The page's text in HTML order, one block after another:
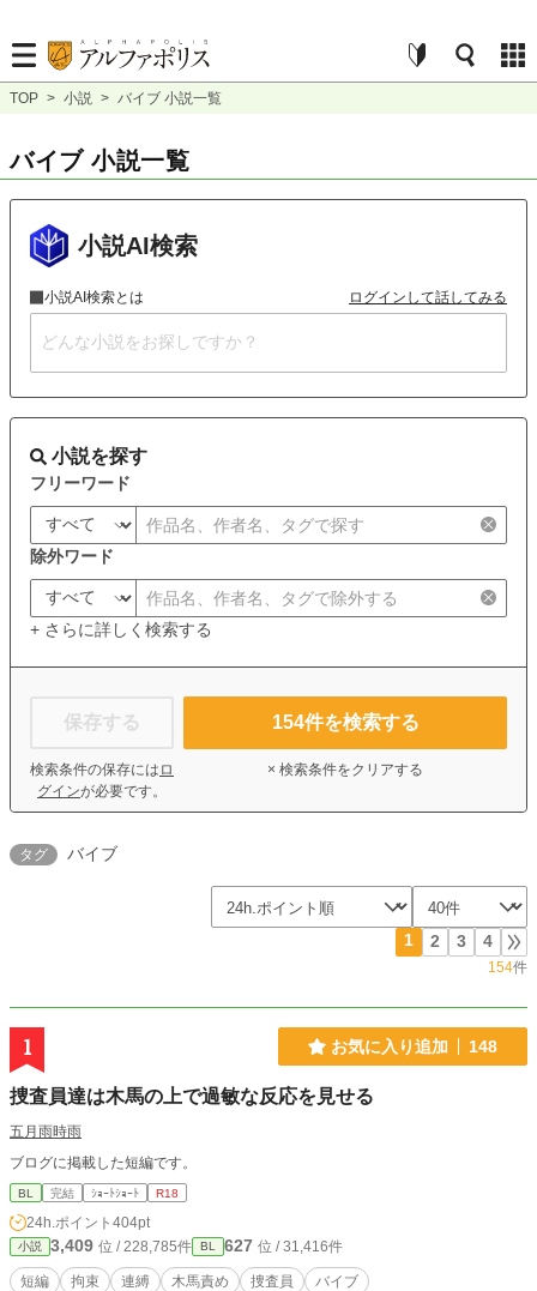
TOP > 小説 > バイブ 小説一覧
バイブ 小説一覧
小説AI検索
小説AI検索とは ログインして話してみる
小説を探す
フリーワード
除外ワード
+ さらに詳しく検索する
保存する
検索条件の保存には ロ
グインが必要です。
154件を検索する
× 検索条件をクリアする
タグ バイブ
1 2 3 4
154件
1 お気に入り追加 148
捜査員達は木馬の上で過敏な反応を見せる
五月雨時雨
ブログに掲載した短編です。
BL 完結 ｼｮｰﾄｼｮｰﾄ R18
24h.ポイント 404pt
小説 3,409 位 / 228,785件 BL 627 位 / 31,416件
短編 拘束 連縛 木馬責め 捜査員 バイブ